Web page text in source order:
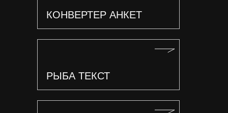
РЫБА ТЕКСТ
КОНВЕРТЕР АНКЕТ